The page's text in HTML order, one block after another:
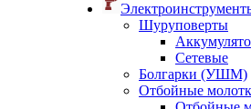
Шуруповерты
Сетевые
Болгарки (УШМ)
Отбойные